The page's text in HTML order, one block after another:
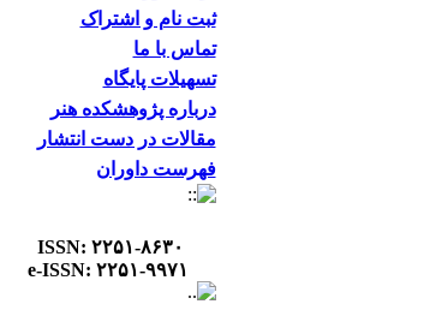
ثبت نام و اشتراک
تماس با ما
تسهیلات پایگاه
درباره پژوهشکده هنر
مقالات در دست انتشار
فهرست داوران
ISSN: ۲۲۵۱-۸۶۳۰
e-ISSN: ۲۲۵۱-۹۹۷۱